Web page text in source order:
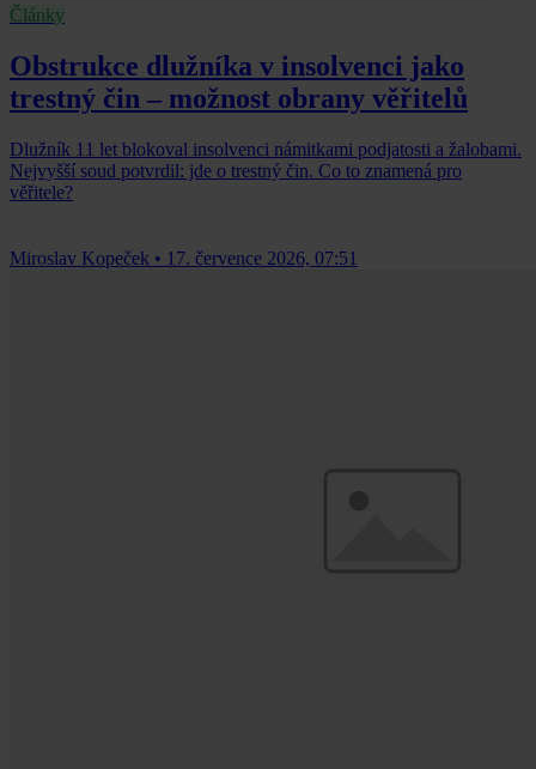
Články
Obstrukce dlužníka v insolvenci jako
trestný čin – možnost obrany věřitelů
Dlužník 11 let blokoval insolvenci námitkami podjatosti a žalobami.
Nejvyšší soud potvrdil: jde o trestný čin. Co to znamená pro
věřitele?
Miroslav Kopeček • 17. července 2026, 07:51